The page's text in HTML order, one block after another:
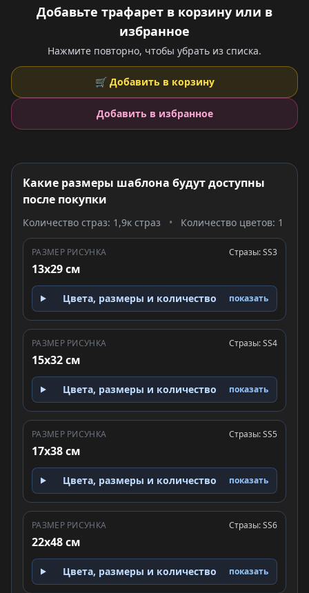
Добавьте трафарет в корзину или в
избранное
Нажмите повторно, чтобы убрать из списка.
🛒 Добавить в корзину
Добавить в избранное
Какие размеры шаблона будут доступны
после покупки
Количество страз: 1,9к страз • Количество цветов: 1
РАЗМЕР РИСУНКА
13x29 см
Стразы: SS3
Цвета, размеры и количество показать
РАЗМЕР РИСУНКА
15x32 см
Стразы: SS4
Цвета, размеры и количество показать
РАЗМЕР РИСУНКА
17x38 см
Стразы: SS5
Цвета, размеры и количество показать
РАЗМЕР РИСУНКА
22x48 см
Стразы: SS6
Цвета, размеры и количество показать